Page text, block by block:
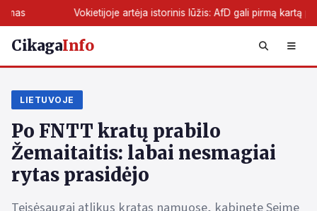
Vokietijoje artėja istorinis lūžis: AfD gali pirmą kartą perimti žemės
CikagaInfo
LIETUVOJE
Po FNTT kratų prabilo
Žemaitaitis: labai nesmagiai
rytas prasidėjo